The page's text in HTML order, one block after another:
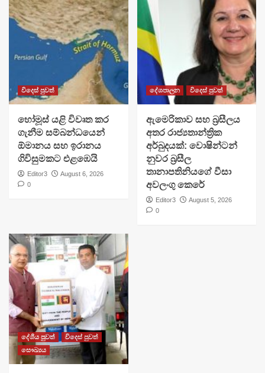
විදෙස් පුවත්
හෝමූස් යළි විවෘත කර
ගැනීම සම්බන්ධයෙන්
ඕමානය සහ ඉරානය
ගිවිසුමකට එළඹෙයි
Editor3
August 6, 2026
0
දේශපාලන විදෙස් පුවත්
ඇමෙරිකාව සහ බ්‍රසීලය
අතර රාජ්‍යතාන්ත්‍රික
අර්බුදයක්: වොෂින්ටන්
නුවර බ්‍රසීල
තානාපතිනියගේ වීසා
අවලංගු කෙරේ
Editor3
August 5, 2026
0
දේශීය පුවත්
විදෙස් පුවත්
සෞඛ්‍යය